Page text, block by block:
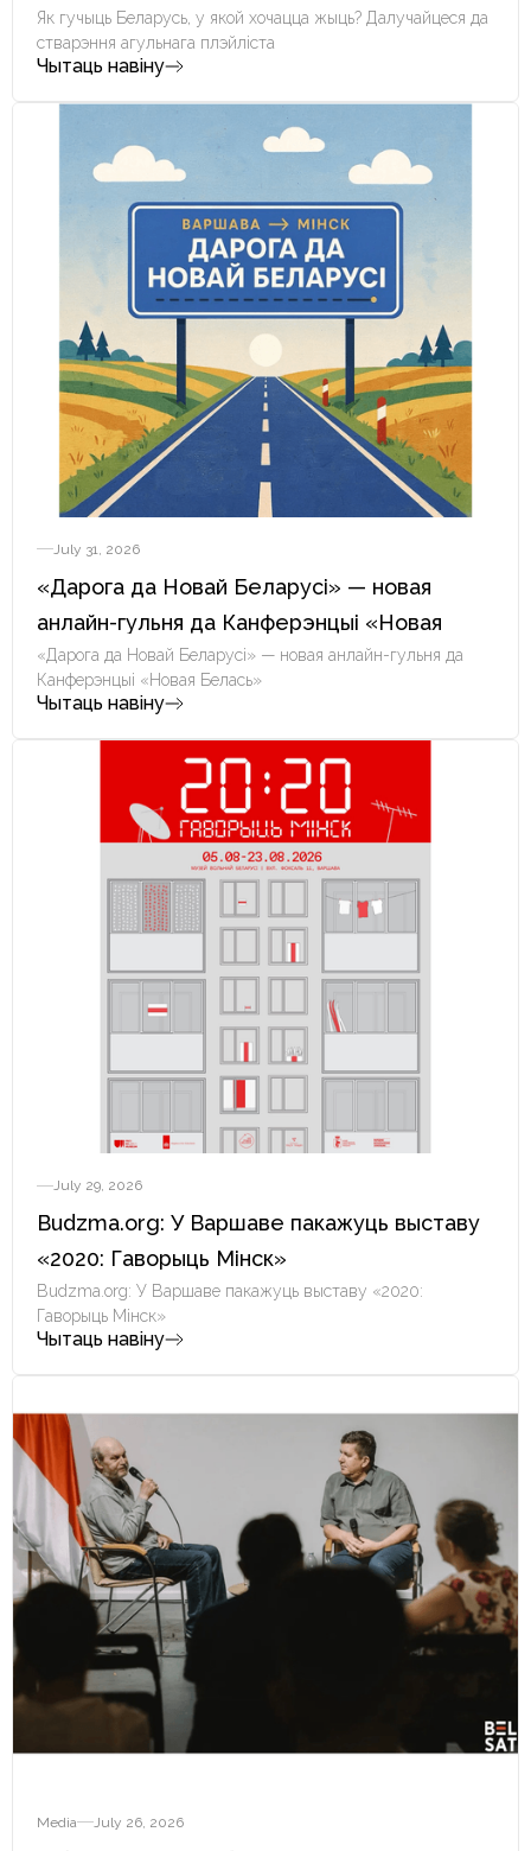
плэйліста
Як гучыць Беларусь, у якой хочацца жыць? Далучайцеся да
стварэння агульнага плэйліста
Чытаць навіну
July 31, 2026
«Дарога да Новай Беларусі» — новая
анлайн-гульня да Канферэнцыі «Новая
Белась»
«Дарога да Новай Беларусі» — новая анлайн-гульня да
Канферэнцыі «Новая Белась»
Чытаць навіну
July 29, 2026
Budzma.org: У Варшаве пакажуць выставу
«2020: Гаворыць Мінск»
Budzma.org: У Варшаве пакажуць выставу «2020:
Гаворыць Мінск»
Чытаць навіну
Media July 26, 2026